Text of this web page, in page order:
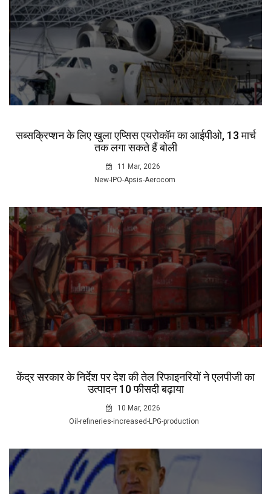
सब्सक्रिप्शन के लिए खुला एप्सिस एयरोकॉम का आईपीओ, 13 मार्च
तक लगा सकते हैं बोली
11 Mar, 2026
New-IPO-Apsis-Aerocom
केंद्र सरकार के निर्देश पर देश की तेल रिफाइनरियों ने एलपीजी का
उत्पादन 10 फीसदी बढ़ाया
10 Mar, 2026
Oil-refineries-increased-LPG-production